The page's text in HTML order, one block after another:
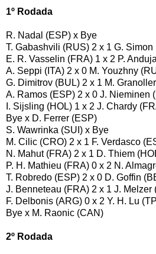
1º Rodada
R. Nadal (ESP) x Bye
T. Gabashvili (RUS) 2 x 1 G. Simon
E. R. Vasselin (FRA) 1 x 2 P.
A. Seppi (ITA) 2 x 0 M. Youzhny
G. Dimitrov (BUL) 2 x 1 M.
A. Ramos (ESP) 2 x 0 J. Nieminen
I. Sijsling (HOL) 1 x 2 J. Chardy
Bye x D. Ferrer (ESP)
S. Wawrinka (SUI) x Bye
M. Cilic (CRO) 2 x 1 F. Verdasco
N. Mahut (FRA) 2 x 1 D. Thiem
P. H. Mathieu (FRA) 0 x 2 N.
T. Robredo (ESP) 2 x 0 D. Goffin
J. Benneteau (FRA) 2 x 1 J. Melzer
F. Delbonis (ARG) 0 x 2 Y. H. Lu
Bye x M. Raonic (CAN)
2º Rodada